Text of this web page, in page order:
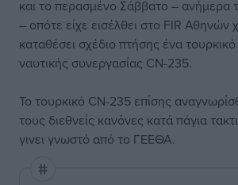
και το περασμένο Σάββατο – ανήμερα
– οπότε είχε εισέλθει στο FIR Αθηνών
καταθέσει σχέδιο πτήσης ένα
ναυτικής συνεργασίας CN-235.
Το τουρκικό CN-235 επίσης
τους διεθνείς κανόνες κατά πάγια
γινει γνωστό από το ΓΕΕΘΑ.